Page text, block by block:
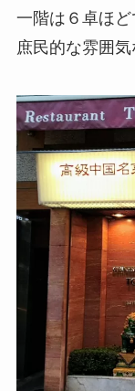
一階は６卓ほど
庶民的な雰囲気